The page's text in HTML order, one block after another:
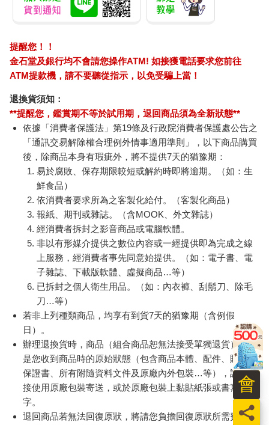
提醒您！！
金石堂及銀行均不會請您操作ATM! 如接獲電話要求您前往
ATM提款機，請不要聽從指示，以免受騙上當！
退換貨須知：
**提醒您，鑑賞期不等於試用期，退回商品須為全新狀態**
依據「消費者保護法」第19條及行政院消費者保護處公告之
「通訊交易解除權合理例外情事適用準則」，以下商品購買
後，除商品本身有瑕疵外，將不提供7天的猶豫期：
易於腐敗、保存期限較短或解約時即將逾期。（如：生
鮮食品）
依消費者要求所為之客製化給付。（客製化商品）
報紙、期刊或雜誌。（含MOOK、外文雜誌）
經消費者拆封之影音商品或電腦軟體。
非以有形媒介提供之數位內容或一經提供即為完成之線
上服務，經消費者事先同意始提供。（如：電子書、電
子雜誌、下載版軟體、虛擬商品…等）
已拆封之個人衛生用品。（如：內衣褲、刮鬍刀、除毛
刀…等）
若非上列種類商品，均享有到貨7天的猶豫期（含例假
日）。
辦理退換貨時，商品（組合商品恕無法接受單獨退貨）必須
是您收到商品時的原始狀態（包含商品本體、配件、贈品、
保證書、所有附隨資料文件及原廠內外包裝…等），請勿直
接使用原廠包裝寄送，或於原廠包裝上黏貼紙張或書寫文
字。
退回商品若無法回復原狀，將請您負擔回復原狀所需費用，
員
會